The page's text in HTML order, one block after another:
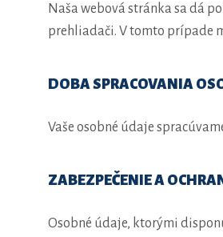
Naša webová stránka sa dá
prehliadači. V tomto prípade
DOBA SPRACOVANIA
Vaše osobné údaje
ZABEZPEČENIE A
Osobné údaje, ktorými